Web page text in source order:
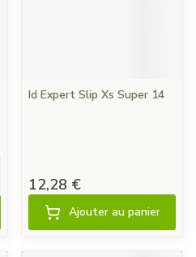
Id Expert Slip Xs Super 14
12,28 €
Ajouter au panier